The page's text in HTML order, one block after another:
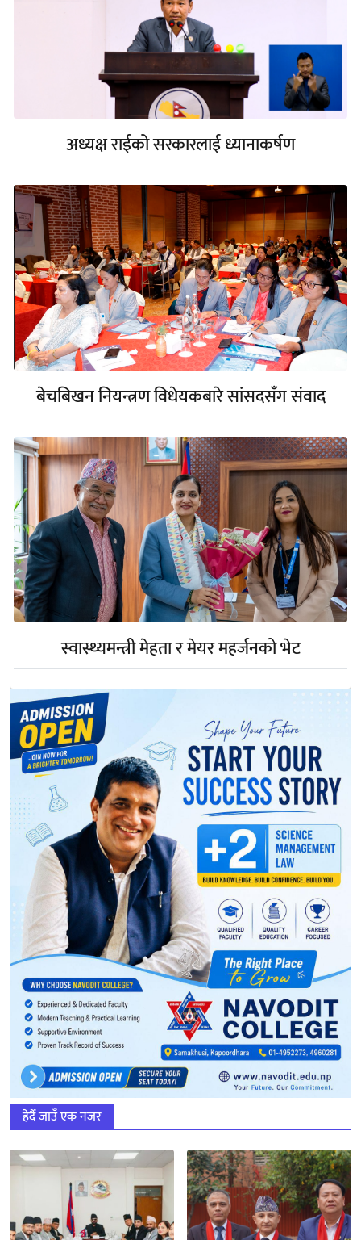
अध्यक्ष राईको सरकारलाई ध्यानाकर्षण
बेचबिखन नियन्त्रण विधेयकबारे सांसदसँग संवाद
स्वास्थ्यमन्त्री मेहता र मेयर महर्जनको भेट
हेर्दै जाउँ एक नजर